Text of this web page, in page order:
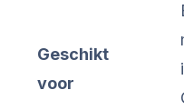
Geschikt
voor